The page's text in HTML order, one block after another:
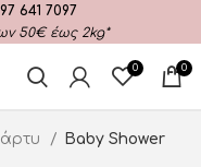
641 7097
50€ έως 2kg*
0 0
Baby Shower